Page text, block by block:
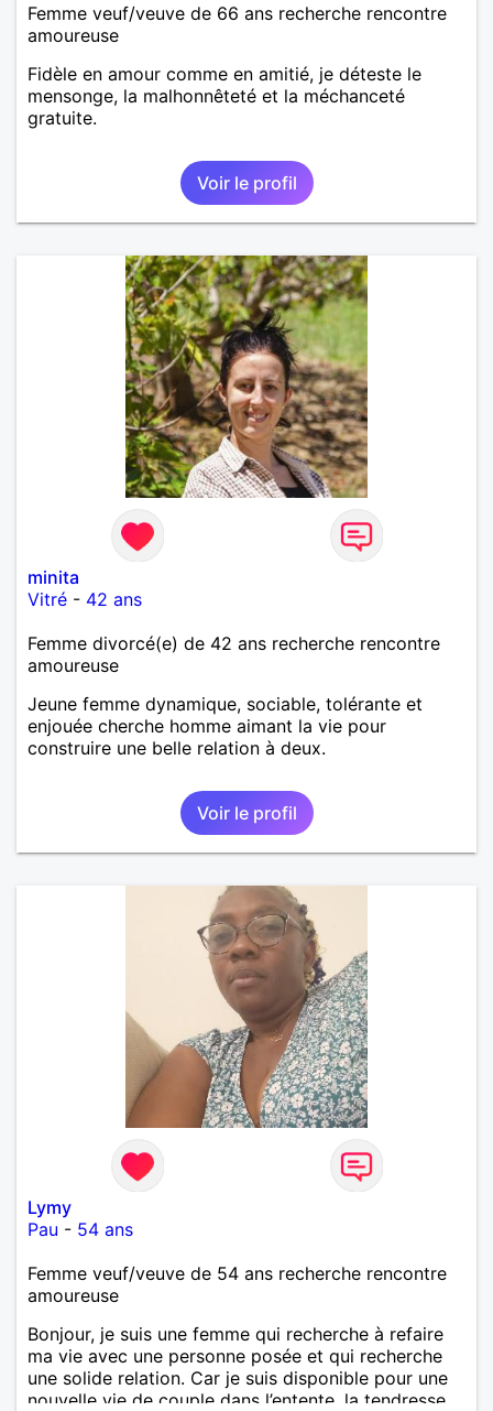
Femme veuf/veuve de 66 ans recherche rencontre
amoureuse
Fidèle en amour comme en amitié, je déteste le
mensonge, la malhonnêteté et la méchanceté
gratuite.
Voir le profil
minita
Vitré - 42 ans
Femme divorcé(e) de 42 ans recherche rencontre
amoureuse
Jeune femme dynamique, sociable, tolérante et
enjouée cherche homme aimant la vie pour
construire une belle relation à deux.
Voir le profil
Lymy
Pau - 54 ans
Femme veuf/veuve de 54 ans recherche rencontre
amoureuse
Bonjour, je suis une femme qui recherche à refaire
ma vie avec une personne posée et qui recherche
une solide relation. Car je suis disponible pour une
nouvelle vie de couple dans l’entente, la tendresse,